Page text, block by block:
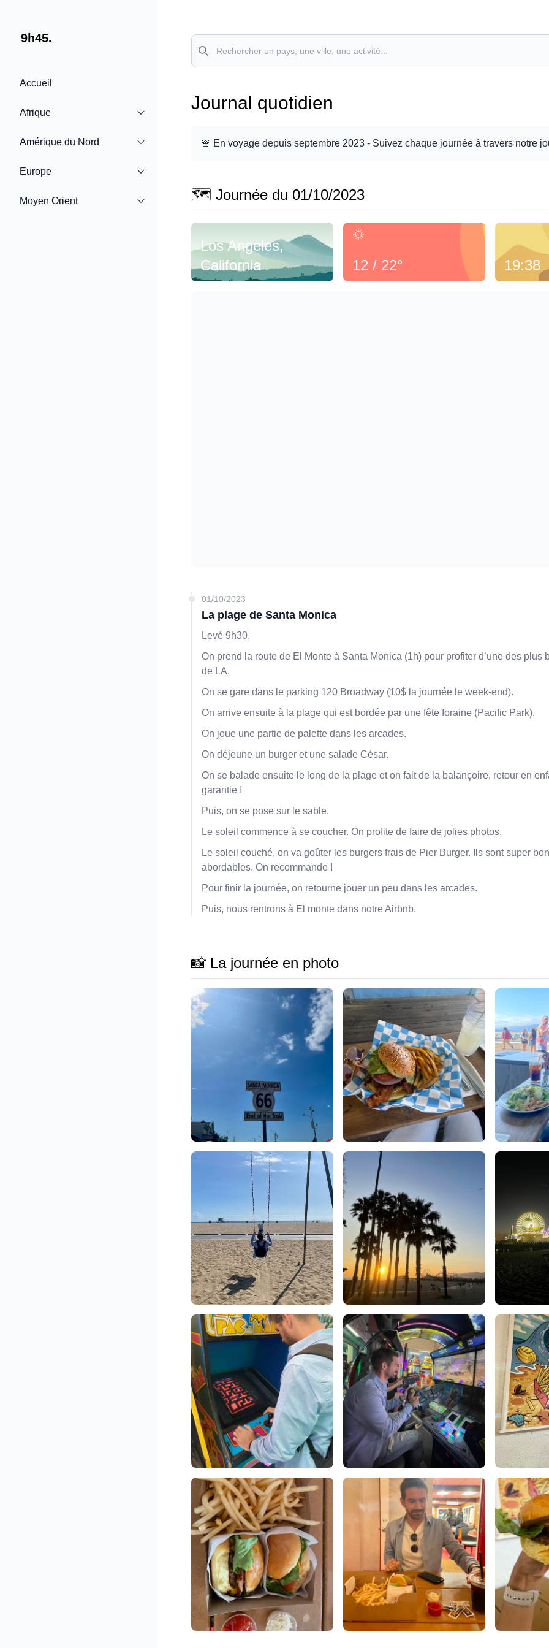
9h45.
Accueil
Afrique
Amérique du Nord
Europe
Moyen Orient
Rechercher
Journal quotidien
🚨 En voyage depuis septembre 2023 - Suivez chaque journée à travers notre
🗺️ Journée du 01/10/2023
Los Angeles,
California
12 / 22° 19:38
01/10/2023
La plage de Santa Monica
Levé 9h30.
On prend la route de El Monte à Santa Monica (1h) pour profiter d’une des plus
de LA.
On se gare dans le parking 120 Broadway (10$ la journée le week-end).
On arrive ensuite à la plage qui est bordée par une fête foraine (Pacific Park).
On joue une partie de palette dans les arcades.
On déjeune un burger et une salade César.
On se balade ensuite le long de la plage et on fait de la balançoire, retour en
garantie !
Puis, on se pose sur le sable.
Le soleil commence à se coucher. On profite de faire de jolies photos.
Le soleil couché, on va goûter les burgers frais de Pier Burger. Ils sont super
abordables. On recommande !
Pour finir la journée, on retourne jouer un peu dans les arcades.
Puis, nous rentrons à El monte dans notre Airbnb.
📸 La journée en photo